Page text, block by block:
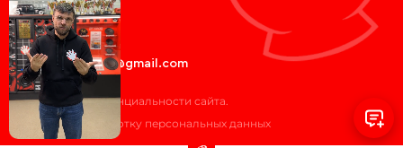
ВКонтакте
Telegram
avtokasta74@gmail.com
Политика конфиденциальности сайта.
Согласие на обработку персональных данных